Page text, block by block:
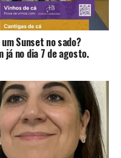
Sunset no sado?
já no dia 7 de agosto.